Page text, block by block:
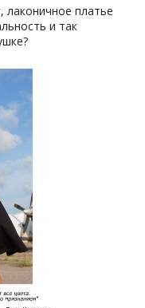
лаконичное платье
и так